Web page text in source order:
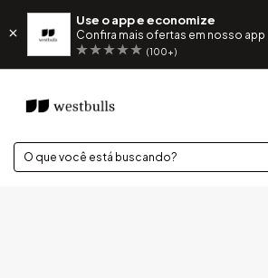
Use o app e economize
Confira mais ofertas em nosso app
(100+)